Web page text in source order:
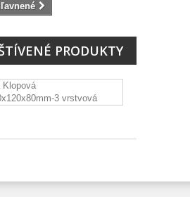
PRODUKTY